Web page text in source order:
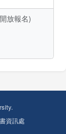
放報名)
資訊處